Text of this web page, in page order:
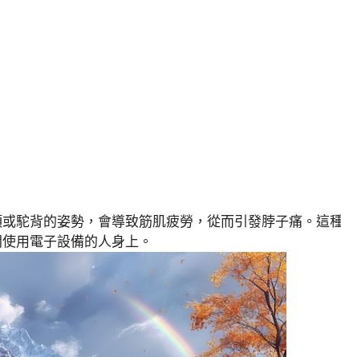
駝背的姿勢，會導致筋肌疲勞，從而引發脖子痛。這
用電子設備的人身上。